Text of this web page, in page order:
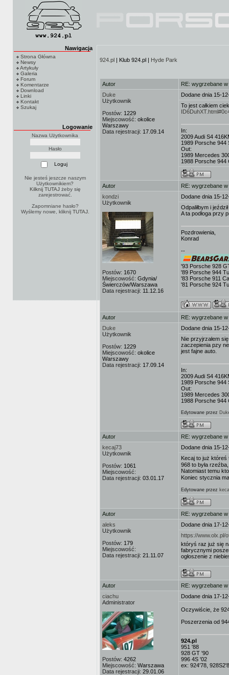
Nawigacja
Strona Główna
Newsy
Artykuły
Galeria
Forum
Komentarze
Download
Linki
Kontakt
Szukaj
Logowanie
Nazwa Użytkownika
Hasło
Nie jesteś jeszcze naszym
Użytkownikiem?
Kilknij TUTAJżeby się
zarejestrować.
Zapomniane hasło?
Wyślemy nowe, kliknij TUTAJ.
924.pl | Klub 924.pl | Hyde Park
Autor
RE: wygrzebane
Duke
Użytkownik
Postów: 1229
Miejscowość: okolice
Warszawy
Data rejestracji: 17.09.14
Dodane dnia 15-
To jest całkiem
In:
2009 Audi S4
1989 Porsche 944
Out:
1989 Mercedes
1988 Porsche 944
Autor
RE: wygrzebane
kondzi
Użytkownik
Postów: 1670
Miejscowość: Gdynia/
Świerczów/Warszawa
Data rejestracji: 11.12.16
Dodane dnia 15-
Odpaliłbym i
A ta podłoga przy
Pozdrowienia,
Konrad
--
'93 Porsche 928
'89 Porsche 944
'83 Porsche 911
'81 Porsche 924
Autor
RE: wygrzebane
Duke
Użytkownik
Postów: 1229
Miejscowość: okolice
Warszawy
Data rejestracji: 17.09.14
Dodane dnia 15-
Nie przyjrzałem
zaczepienia pzy
jest fajne auto.
In:
2009 Audi S4
1989 Porsche 944
Out:
1989 Mercedes
1988 Porsche 944
Edytowane przez
Autor
RE: wygrzebane
kecaj73
Użytkownik
Postów: 1061
Miejscowość:
Data rejestracji: 03.01.17
Dodane dnia 15-
Kecaj to już któreś
968 to była
Natomiast temu
Koniec stycznia
Edytowane przez
Autor
RE: wygrzebane
aleks
Użytkownik
Postów: 179
Miejscowość:
Data rejestracji: 21.11.07
Dodane dnia 17-
https://www.olx.pl/
któryś raz już się
fabrycznymi
ogłoszenie z
Autor
RE: wygrzebane
ciachu
Administrator
Postów: 4262
Miejscowość: Warszawa
Data rejestracji: 29.01.06
Dodane dnia 17-
Oczywiście, że
Poszerzenia od
924.pl
951 '88
928 GT '90
996 4S '02
ex: 924'78,